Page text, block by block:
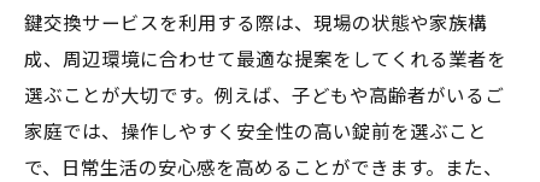
ぐ
初めてでも安心できる鍵交換サービスの流れ
鍵交換サービス初利用でも安心の流れを解
説
依頼から施工までの鍵交換サービス手順
鍵交換サービスを利用する際は、現場の状態や家族構
成、周辺環境に合わせて最適な提案をしてくれる業者を
選ぶことが大切です。例えば、子どもや高齢者がいるご
家庭では、操作しやすく安全性の高い錠前を選ぶこと
で、日常生活の安心感を高めることができます。また、